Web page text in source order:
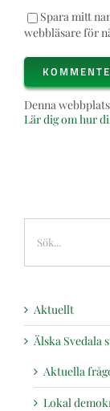
Spara mitt
webbläsare för
Denna
Lär dig om hur
Sök
efter:
Aktuellt
Älska Svedala
Aktuella
Lokal